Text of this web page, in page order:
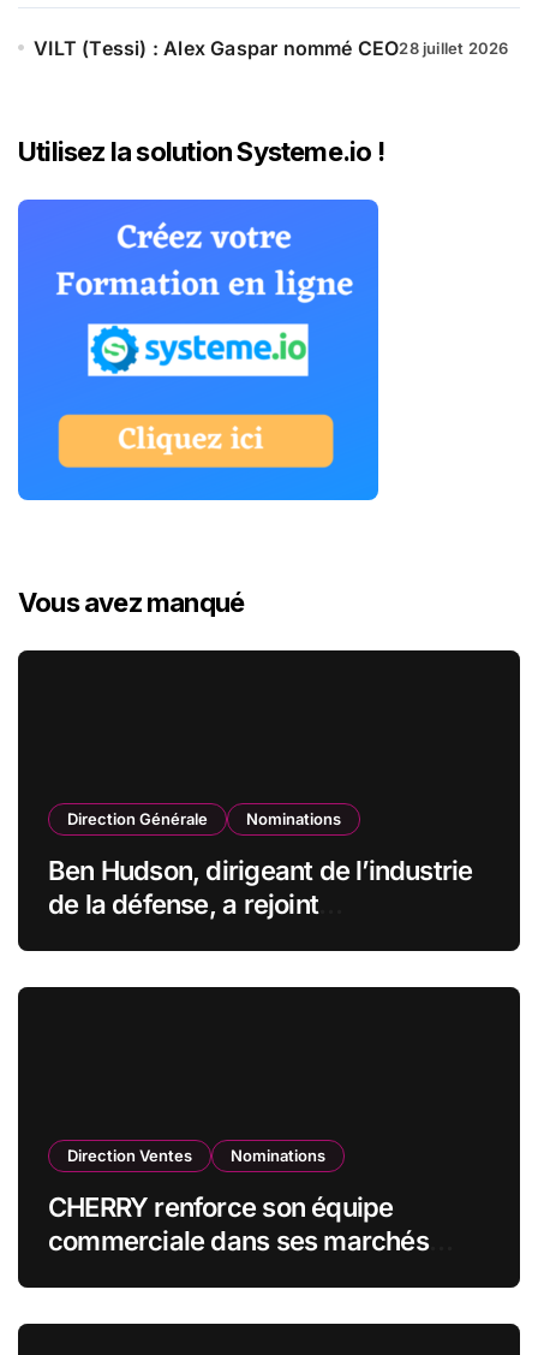
VILT (Tessi) : Alex Gaspar nommé CEO28 juillet 2026
Utilisez la solution Systeme.io !
Vous avez manqué
Direction Générale Nominations
Ben Hudson, dirigeant de l’industrie
de la défense, a rejoint
Direction Ventes Nominations
CHERRY renforce son équipe
commerciale dans ses marchés